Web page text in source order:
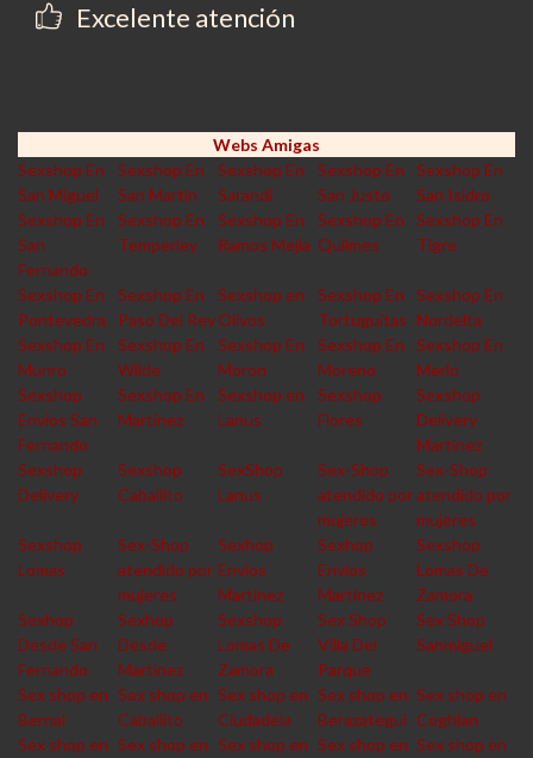
Excelente atención
Webs Amigas
Sexshop En
San Miguel
Sexshop En
San Martin
Sexshop En
Sarandi
Sexshop En
San Justo
Sexshop En
San Isidro
Sexshop En
San
Fernando
Sexshop En
Temperley
Sexshop En
Ramos Mejia
Sexshop En
Quilmes
Sexshop En
Tigre
Sexshop En
Pontevedra
Sexshop En
Paso Del Rey
Sexshop en
Olivos
Sexshop En
Tortuguitas
Sexshop En
Nordelta
Sexshop En
Munro
Sexshop En
Wilde
Sexshop En
Moron
Sexshop En
Moreno
Sexshop En
Merlo
Sexshop
Envios San
Fernando
Sexshop En
Martinez
Sexshop en
Lanus
Sexshop
Flores
Sexshop
Delivery
Martinez
Sexshop
Delivery
Sexshop
Caballito
SexShop
Lanus
Sex-Shop
atendido por
mujeres
Sex-Shop
atendido por
mujeres
Sexshop
Lomas
Sex-Shop
atendido por
mujeres
Sexhop
Envios
Martinez
Sexhop
Envios
Martinez
Sexshop
Lomas De
Zamora
Sexhop
Desde San
Fernando
Sexhop
Desde
Martinez
Sexshop
Lomas De
Zamora
Sex Shop
Villa Del
Parque
Sex Shop
Sanmiguel
Sex shop en
Bernal
Sex shop en
Caballito
Sex shop en
Ciudadela
Sex shop en
Berazategui
Sex shop en
Coghlan
Sex shop en Sex shop en Sex shop en Sex shop en Sex shop en